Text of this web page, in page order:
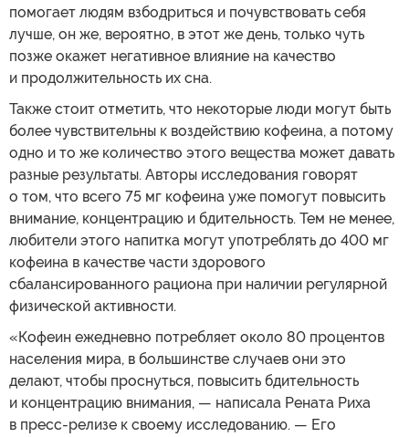
помогает людям взбодриться и почувствовать себя
лучше, он же, вероятно, в этот же день, только чуть
позже окажет негативное влияние на качество
и продолжительность их сна.
Также стоит отметить, что некоторые люди могут быть
более чувствительны к воздействию кофеина, а потому
одно и то же количество этого вещества может давать
разные результаты. Авторы исследования говорят
о том, что всего 75 мг кофеина уже помогут повысить
внимание, концентрацию и бдительность. Тем не менее,
любители этого напитка могут употреблять до 400 мг
кофеина в качестве части здорового
сбалансированного рациона при наличии регулярной
физической активности.
«Кофеин ежедневно потребляет около 80 процентов
населения мира, в большинстве случаев они это
делают, чтобы проснуться, повысить бдительность
и концентрацию внимания, — написала Рената Риха
в пресс-релизе к своему исследованию. — Его